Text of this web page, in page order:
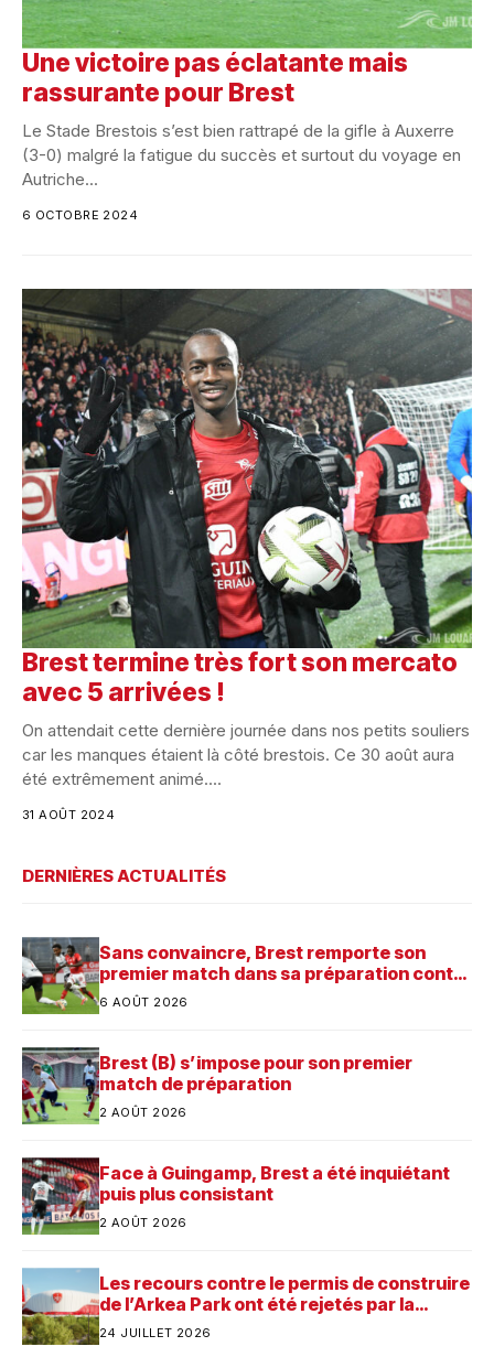
Une victoire pas éclatante mais
rassurante pour Brest
Le Stade Brestois s’est bien rattrapé de la gifle à Auxerre
(3-0) malgré la fatigue du succès et surtout du voyage en
Autriche...
6 OCTOBRE 2024
Brest termine très fort son mercato
avec 5 arrivées !
On attendait cette dernière journée dans nos petits souliers
car les manques étaient là côté brestois. Ce 30 août aura
été extrêmement animé....
31 AOÛT 2024
DERNIÈRES ACTUALITÉS
Sans convaincre, Brest remporte son
premier match dans sa préparation contre
Saint-Brieuc
6 AOÛT 2026
Brest (B) s’impose pour son premier
match de préparation
2 AOÛT 2026
Face à Guingamp, Brest a été inquiétant
puis plus consistant
2 AOÛT 2026
Les recours contre le permis de construire
de l’Arkea Park ont été rejetés par la
justice. Quelle est désormais la prochaine
24 JUILLET 2026